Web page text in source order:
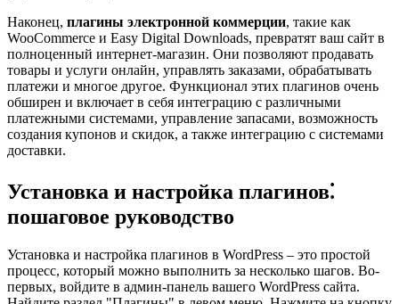
Наконец, плагины электронной коммерции, такие как
WooCommerce и Easy Digital Downloads, превратят ваш сайт в
полноценный интернет-магазин. Они позволяют продавать
товары и услуги онлайн, управлять заказами, обрабатывать
платежи и многое другое. Функционал этих плагинов очень
обширен и включает в себя интеграцию с различными
платежными системами, управление запасами, возможность
создания купонов и скидок, а также интеграцию с системами
доставки.
Установка и настройка плагинов⁚
пошаговое руководство
Установка и настройка плагинов в WordPress – это простой
процесс, который можно выполнить за несколько шагов. Во-
первых, войдите в админ-панель вашего WordPress сайта.